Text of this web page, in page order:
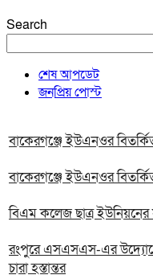
Search
শেষ আপডেট
জনপ্রিয় পোস্ট
বাকেরগঞ্জে ইউএনওর
বাকেরগঞ্জে ইউএনওর
বিএম কলেজ ছাত্র
রংপুরে এসএসএস-এর
চারা হস্তান্তর